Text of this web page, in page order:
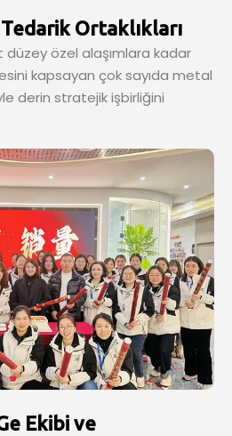
Ortaklıkları
özel alaşımlara kadar
kapsayan çok sayıda metal
derin stratejik işbirliğini
Ekibi ve